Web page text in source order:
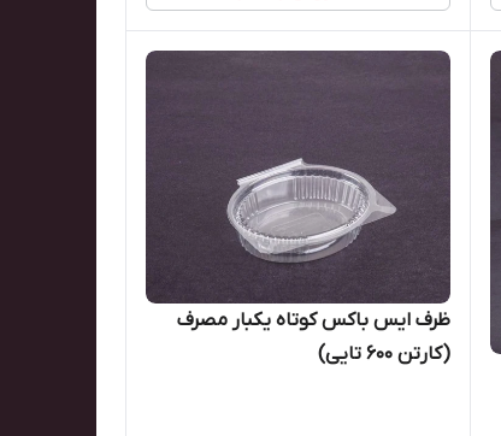
ظرف ایس باکس کوتاه یکبار مصرف
(کارتن ۶۰۰ تایی)